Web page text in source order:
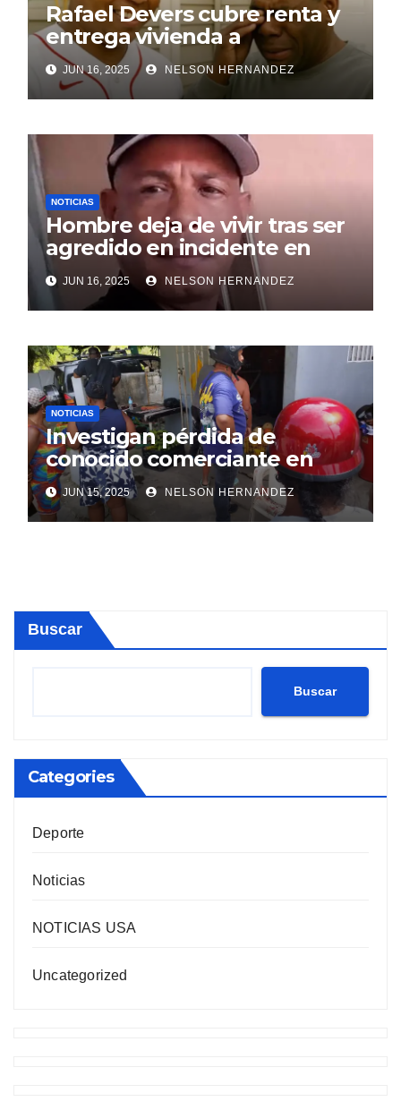
Rafael Devers cubre renta y
entrega vivienda a
exentrenador en RD
JUN 16, 2025 NELSON HERNANDEZ
NOTICIAS
Hombre deja de vivir tras ser
agredido en incidente en
SDE
JUN 16, 2025 NELSON HERNANDEZ
NOTICIAS
Investigan pérdida de
conocido comerciante en
Sosúa
JUN 15, 2025 NELSON HERNANDEZ
Buscar
Buscar
Categories
Deporte
Noticias
NOTICIAS USA
Uncategorized